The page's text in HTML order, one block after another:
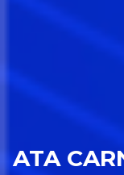
ATA